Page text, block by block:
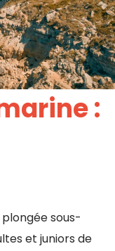
:
sous-
et juniors de